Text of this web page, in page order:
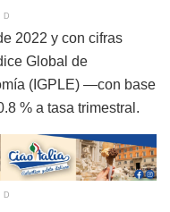
2022 y con cifras
Global de
(IGPLE) —con base
% a tasa trimestral.